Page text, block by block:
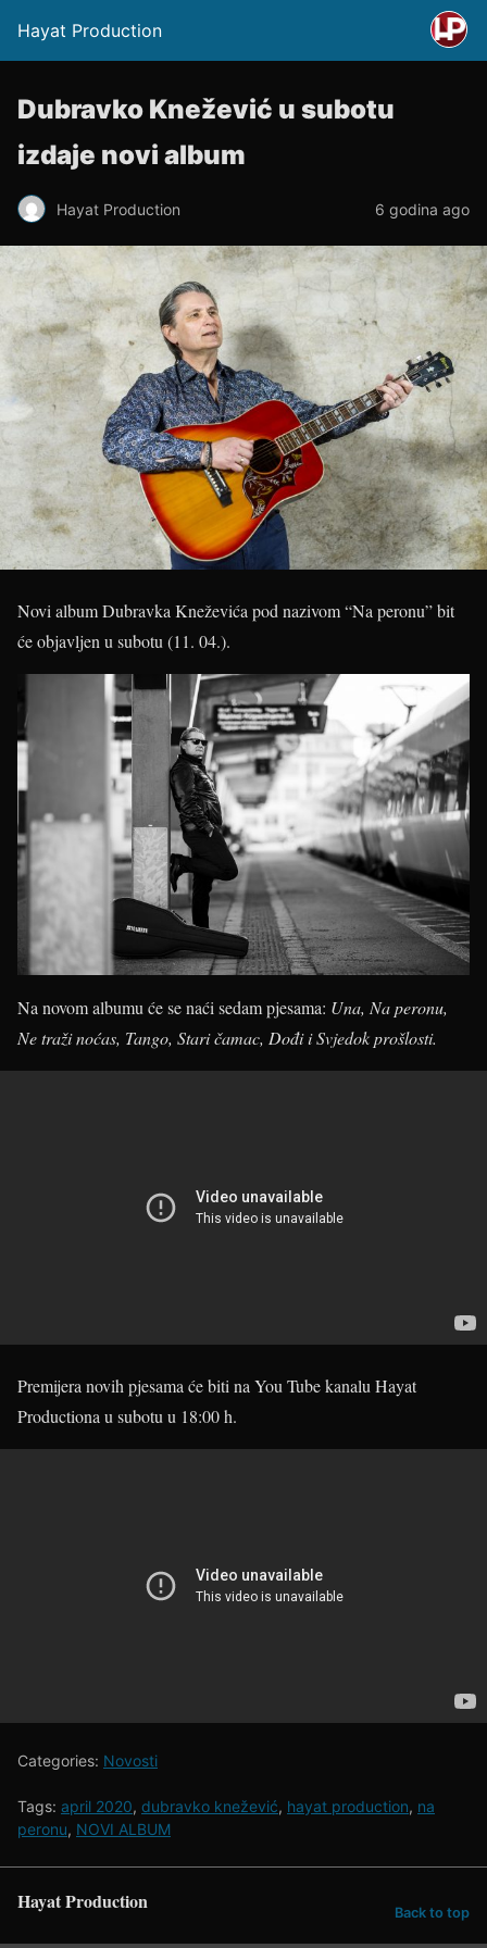
Hayat Production
Dubravko Knežević u subotu
izdaje novi album
Hayat Production 6 godina ago
Novi album Dubravka Kneževića pod nazivom “Na peronu” bit
će objavljen u subotu (11. 04.).
Na novom albumu će se naći sedam pjesama: Una, Na peronu,
Ne traži noćas, Tango, Stari čamac, Dođi i Svjedok prošlosti.
Premijera novih pjesama će biti na You Tube kanalu Hayat
Productiona u subotu u 18:00 h.
Categories: Novosti
Tags: april 2020, dubravko knežević, hayat production, na
peronu, NOVI ALBUM
Hayat Production Back to top